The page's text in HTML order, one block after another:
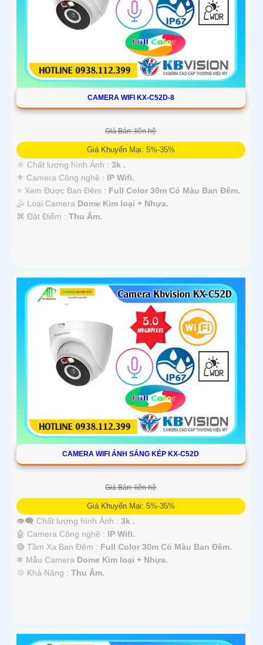
CAMERA WIFI KX-C52D-8
Giá Bán: liên hệ
Giá Khuyến Mại: 5%-35%
🔆 Chất lượng hình Ảnh : 3k .
⚜️ Camera Công nghệ : IP Wifi.
⭐ Xem Được Ban Đêm : Full Color 30m Có Màu Ban Ðêm.
🤹 Loại Camera Dome Kim loại + Nhựa.
️⌘ Đặt Điểm : Thu Âm.
CAMERA WIFI ÁNH SÁNG KÉP KX-C52D
Giá Bán: liên hệ
Giá Khuyến Mại: 5%-35%
👁️‍🗨 Chất lượng hình Ảnh : 3k .
🤖️ Camera Công nghệ : IP Wifi.
🔴 Tầm Xa Ban Đêm : Full Color 30m Có Màu Ban Ðêm.
❄ Mẫu Camera Dome Kim loại + Nhựa.
️💠 Khả Năng : Thu Âm.